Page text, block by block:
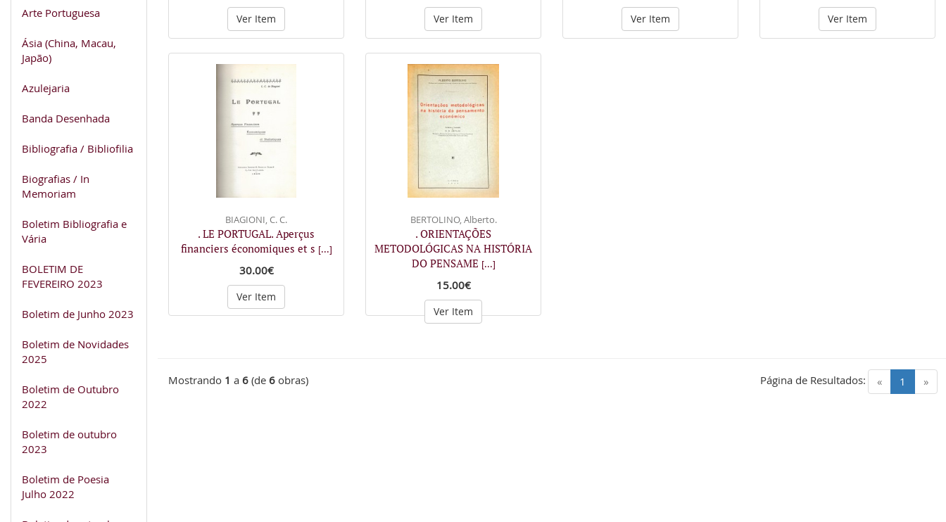
Arte Portuguesa
Ásia (China, Macau,
Japão)
Azulejaria
Banda Desenhada
Bibliografia / Bibliofilia
Biografias / In
Memoriam
Boletim Bibliografia e
Vária
BOLETIM DE
FEVEREIRO 2023
Boletim de Junho 2023
Boletim de Novidades
2025
Boletim de Outubro
2022
Boletim de outubro
2023
Boletim de Poesia
Julho 2022
Ver Item Ver Item Ver Item Ver Item
BIAGIONI, C. C.
. LE PORTUGAL. Aperçus
financiers économiques et s [...]
30.00€
Ver Item
BERTOLINO, Alberto.
. ORIENTAÇÕES
METODOLÓGICAS NA HISTÓRIA
DO PENSAME [...]
15.00€
Ver Item
Mostrando 1 a 6 (de 6 obras) « 1 (current)
»
Página de Resultados: